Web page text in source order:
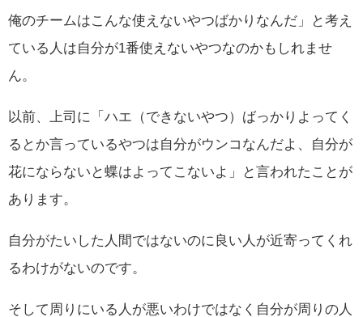
俺のチームはこんな使えないやつばかりなんだ」と考え
ている人は自分が1番使えないやつなのかもしれませ
ん。
以前、上司に「ハエ（できないやつ）ばっかりよってく
るとか言っているやつは自分がウンコなんだよ、自分が
花にならないと蝶はよってこないよ」と言われたことが
あります。
自分がたいした人間ではないのに良い人が近寄ってくれ
るわけがないのです。
そして周りにいる人が悪いわけではなく自分が周りの人